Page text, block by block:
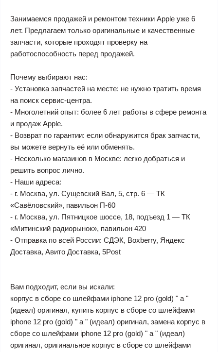
Занимаемся продажей и ремонтом техники Apple уже 6
лет. Предлагаем только оригинальные и качественные
запчасти, которые проходят проверку на
работоспособность перед продажей.
Почему выбирают нас:
- Установка запчастей на месте: не нужно тратить время
на поиск сервис-центра.
- Многолетний опыт: более 6 лет работы в сфере ремонта
и продаж Apple.
- Возврат по гарантии: если обнаружится брак запчасти,
вы можете вернуть её или обменять.
- Несколько магазинов в Москве: легко добраться и
решить вопрос лично.
- Наши адреса:
- г. Москва, ул. Сущевский Вал, 5, стр. 6 — ТК
«Савёловский», павильон П-60
- г. Москва, ул. Пятницкое шоссе, 18, подъезд 1 — ТК
«Митинский радиорынок», павильон 420
- Отправка по всей России: СДЭК, Boxberry, Яндекс
Доставка, Авито Доставка, 5Post
Вам подходит, если вы искали:
корпус в сборе со шлейфами iphone 12 pro (gold) " a "
(идеал) оригинал, купить корпус в сборе со шлейфами
iphone 12 pro (gold) " a " (идеал) оригинал, замена корпус в
сборе со шлейфами iphone 12 pro (gold) " a " (идеал)
оригинал, оригинальное корпус в сборе со шлейфами